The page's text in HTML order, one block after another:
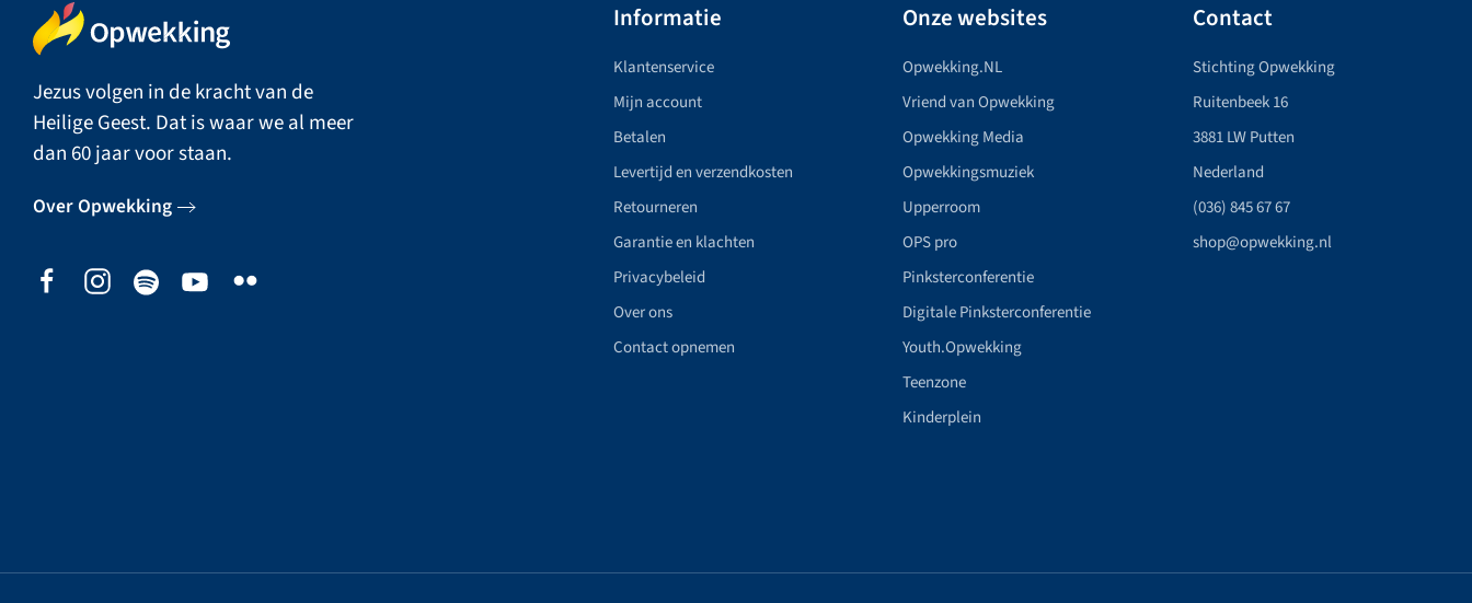
Jezus volgen in de kracht van de
Heilige Geest. Dat is waar we al meer
dan 60 jaar voor staan.
Over Opwekking
Informatie
Klantenservice
Mijn account
Betalen
Levertijd en verzendkosten
Retourneren
Garantie en klachten
Privacybeleid
Over ons
Contact opnemen
Onze websites
Opwekking.NL
Vriend van Opwekking
Opwekking Media
Opwekkingsmuziek
Upperroom
OPS pro
Pinksterconferentie
Digitale Pinksterconferentie
Youth.Opwekking
Teenzone
Kinderplein
Contact
Stichting Opwekking
Ruitenbeek 16
3881 LW Putten
Nederland
(036) 845 67 67
shop@opwekking.nl